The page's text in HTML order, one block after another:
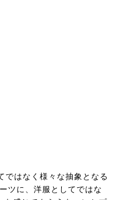
はなく様々な抽象となる
ツに、洋服としてではな